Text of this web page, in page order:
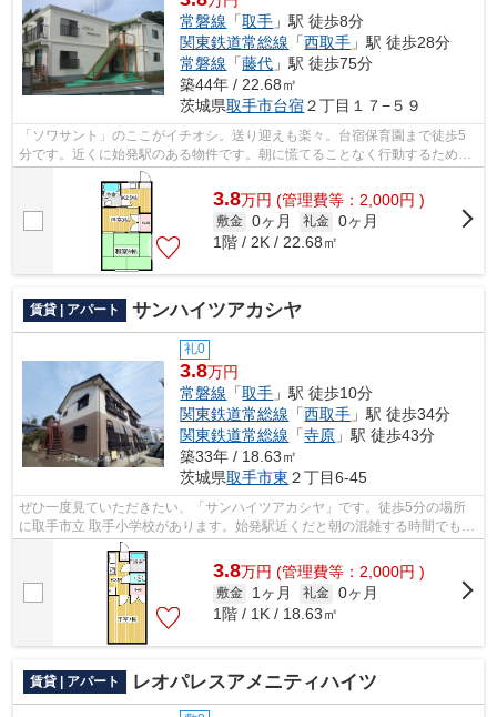
常磐線 「取手 」駅 徒歩8分
関東鉄道常総線 「西取手 」駅 徒歩28分
常磐線 「藤代 」駅 徒歩75分
築44年 / 22.68㎡
茨城県取手市台宿２丁目１７−５９
「ソワサント」のここがイチオシ。送り迎えも楽々。台宿保育園まで徒歩5
分です。近くに始発駅のある物件です。朝に慌てることなく行動するために
駅から徒歩8分の駅近物件はいかがでし...
3.8万円 (管理費等：2,000円 )
敷金 0ヶ月 礼金 0ヶ月
1階 / 2K / 22.68㎡
賃貸 | アパート サンハイツアカシヤ
礼0
3.8万円
常磐線 「取手 」駅 徒歩10分
関東鉄道常総線 「西取手 」駅 徒歩34分
関東鉄道常総線 「寺原 」駅 徒歩43分
築33年 / 18.63㎡
茨城県取手市東 ２丁目6-45
ぜひ一度見ていただきたい、「サンハイツアカシヤ」です。徒歩5分の場所
に取手市立 取手小学校があります。始発駅近くだと朝の混雑する時間でも電
車に座りやすいです。好評の駅近物件...
3.8万円 (管理費等：2,000円 )
敷金 1ヶ月 礼金 0ヶ月
1階 / 1K / 18.63㎡
賃貸 | アパート レオパレスアメニティハイツ